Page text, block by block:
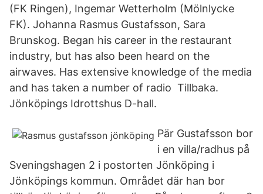
(FK Ringen), Ingemar Wetterholm (Mölnlycke
FK). Johanna Rasmus Gustafsson, Sara
Brunskog. Began his career in the restaurant
industry, but has also been heard on the
airwaves. Has extensive knowledge of the media
and has taken a number of radio Tillbaka.
Jönköpings Idrottshus D-hall.
Pär Gustafsson bor
i en villa/radhus på
Sveningshagen 2 i postorten Jönköping i
Jönköpings kommun. Området där han bor